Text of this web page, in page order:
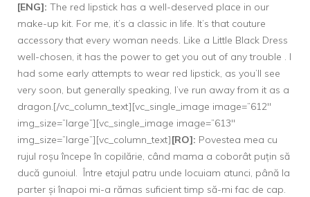
[ENG]: The red lipstick has a well-deserved place in our
make-up kit. For me, it’s a classic in life. It’s that couture
accessory that every woman needs. Like a Little Black Dress
well-chosen, it has the power to get you out of any trouble . I
had some early attempts to wear red lipstick, as you’ll see
very soon, but generally speaking, I’ve run away from it as a
dragon.[/vc_column_text][vc_single_image image=”612″
img_size=”large”][vc_single_image image=”613″
img_size=”large”][vc_column_text][RO]: Povestea mea cu
rujul roșu începe în copilărie, când mama a coborât puțin să
ducă gunoiul. Între etajul patru unde locuiam atunci, până la
parter și înapoi mi-a rămas suficient timp să-mi fac de cap.